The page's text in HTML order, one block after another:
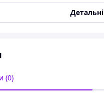
13-19
і як декор. Ідеальний
з кераміки,
або для сиру.
(0)